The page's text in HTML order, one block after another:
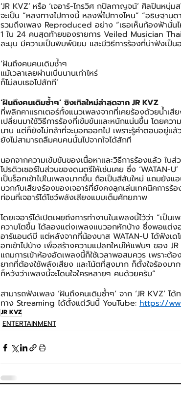
‘JR KVZ’ หรือ ‘เจอาร์-ไกรวิศ กปิลกาญจน์’ ศิลปินหนุ่มส
จะเป็น “หลงทางไปทางนี้ หลงพี่ไปทางไหน” “อธิษฐานด
รวมถึงเพลง Reproduced อย่าง “เธอเห็นท้องฟ้านั่น
1 ใน 24 คนสุดท้ายของรายการ Veiled Musician
ละมุน มีความเป็นพิมพ์นิยม และมีวิธีการร้องที่น่าฟังเป็น
‘ฝันถึงคนคนเดิมซ้ำๆ
แม้เวลาเลยผ่านเนิ่นนานเท่าไหร่
ก็ไม่ลบเธอไปสักที’
‘ฝันถึงคนเดิมซ้ำๆ’ ซิงเกิลใหม่ล่าสุดจาก JR KVZ
ที่พลิกคาแรกเตอร์ทั้งแนวเพลงจากที่เคยร้องด้วยน้ำเ
เปลี่ยนมาใช้วิธีการร้องที่เข้มข้นและหนักแน่นขึ้น โดยคว
นาน แต่ก็ยังไม่กล้าที่จะบอกออกไป เพราะรู้คำตอบอยู่แ
ยังไม่สามารถลืมคนคนนั้นไปจากใจได้สักที
นอกจากความเข้มข้นของเนื้อหาและวิธีการร้องแล้ว ใน
โปรดิวเซอร์ในส่วนของดนตรีให้เช่นเคย ซึ่ง ‘WATAN-
เป็นร็อกเข้าไปในเพลงมากขึ้น ถือเป็นสีสันใหม่ แถมยังแ
บวกกับเสียงร้องของเจอาร์ที่ยังคงลูกเล่นเทคนิคการ
ท่อนที่เจอาร์ได้โชว์พลังเสียงแบบเต็มศักยภาพ
โดยเจอาร์ได้เปิดเผยถึงการทำงานในเพลงนี้ไว้ว่า “เป็
ความโตขึ้น ได้ลองแต่งเพลงแนวอกหักบ้าง ซึ่งพอแต่ง
อาร์แอนด์บี แต่หลังจากที่น้องบาส WATAN-U ได้ฟังเ
อกเข้าไปบ้าง เพื่อสร้างความแปลกใหม่ให้แฟนๆ ของ
แถมการเข้าห้องอัดเพลงนี้ก็ใช้เวลาพอสมควร เพราะต้
ยากที่ต้องใช้พลังเสียง และโน้ตที่สูงมาก ก็ตั้งใจร้อง
ก็หวังว่าเพลงนี้จะโดนใจใครหลายๆ คนด้วยครับ”
สามารถฟังเพลง ‘ฝันถึงคนเดิมซ้ำๆ’ จาก ‘JR KVZ’ ไ
ทาง Streaming ได้ตั้งแต่วันนี้ YouTube: https://
JR KVZ
ENTERTAINMENT